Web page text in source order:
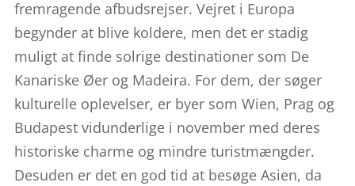
fremragende afbudsrejser. Vejret i Europa
begynder at blive koldere, men det er stadig
muligt at finde solrige destinationer som De
Kanariske Øer og Madeira. For dem, der søger
kulturelle oplevelser, er byer som Wien, Prag og
Budapest vidunderlige i november med deres
historiske charme og mindre turistmængder.
Desuden er det en god tid at besøge Asien, da